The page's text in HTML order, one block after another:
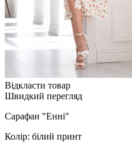
Відкласти товар
Швидкий перегляд
Сарафан "Енні"
Колір: білий принт